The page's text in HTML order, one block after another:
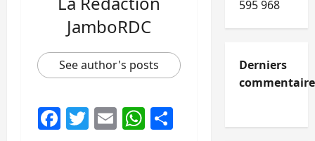
JamboRDC
See author's posts
Facebook
Twitter
EmailWhatsApp
595 968
Derniers